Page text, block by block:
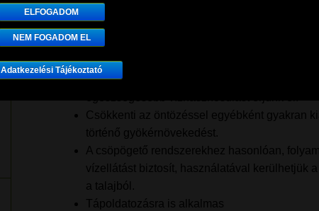
öntözést.
A folyamatos vízkiáramlás biztosítja, hogy a
koronacsurgón belül nedvesedjen át.
A faöntöző zsák a talajt fokozatosan,
téve, hogy a gyökerek mélyebbre hatoljanak,
Csökkenti az öntözéssel egyébként gyakran
történő gyökérnövekedést.
A csöpögető rendszerekhez hasonlóan,
vízellátást biztosít, használatával kerülhetjük
a talajból.
Tápoldatozásra is alkalmas
ELFOGADOM
NEM FOGADOM EL
Adatkezelési Tájékoztató